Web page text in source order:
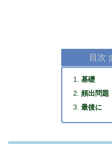
目次
基礎
頻出問題
最後に